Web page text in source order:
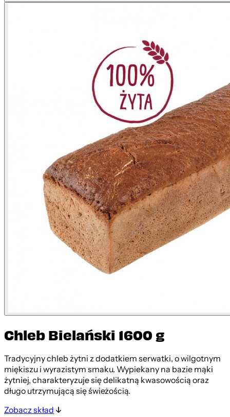
Chleb Bielański 1600 g
Tradycyjny chleb żytni z dodatkiem serwatki, o wilgotnym
miękiszu i wyrazistym smaku. Wypiekany na bazie mąki
żytniej, charakteryzuje się delikatną kwasowością oraz
długo utrzymującą się świeżością.
Zobacz skład